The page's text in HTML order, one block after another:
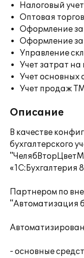
Налоговый учет
Оптовая
Оформление
Оформление
Управление
Учет затрат на
Учет основных
Учет продаж
Описание
В качестве
бухгалтерского
«1С:Бухгалтерия
Партнером по
"Автоматизация
- основные